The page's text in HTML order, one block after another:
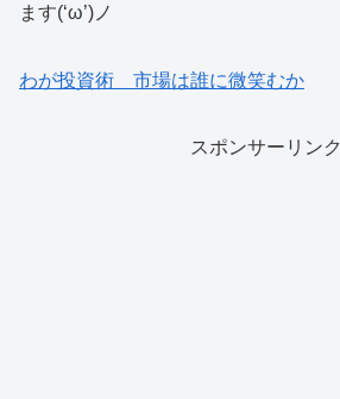
ます(‘ω’)ノ
わが投資術 市場は誰に微笑むか
スポンサーリンク